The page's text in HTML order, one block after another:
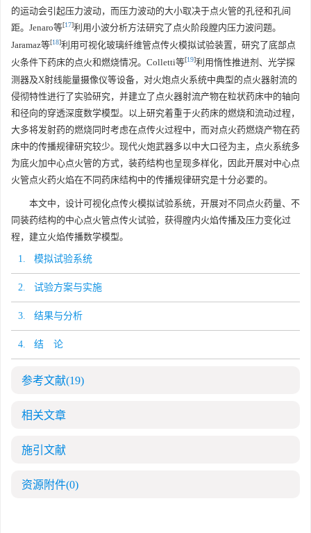
的运动会引起压力波动，而压力波动的大小取决于点火管的孔径和孔间
距。Jenaro等[17]利用小波分析方法研究了点火阶段膛内压力波问题。
Jaramaz等[18]利用可视化玻璃纤维管点传火模拟试验装置，研究了底部点
火条件下药床的点火和燃烧情况。Colletti等[19]利用惰性推进剂、光学探
测器及X射线能量摄像仪等设备，对火炮点火系统中典型的点火器射流的
侵彻特性进行了实验研究，并建立了点火器射流产物在粒状药床中的轴向
和径向的穿透深度数学模型。以上研究着重于火药床的燃烧和流动过程，
大多将发射药的燃烧同时考虑在点传火过程中，而对点火药燃烧产物在药
床中的传播规律研究较少。现代火炮武器多以中大口径为主，点火系统多
为底火加中心点火管的方式，装药结构也呈现多样化，因此开展对中心点
火管点火药火焰在不同药床结构中的传播规律研究是十分必要的。
本文中，设计可视化点传火模拟试验系统，开展对不同点火药量、不
同装药结构的中心点火管点传火试验，获得膛内火焰传播及压力变化过
程，建立火焰传播数学模型。
1. 模拟试验系统
2. 试验方案与实施
3. 结果与分析
4. 结 论
参考文献(19)
相关文章
施引文献
资源附件(0)